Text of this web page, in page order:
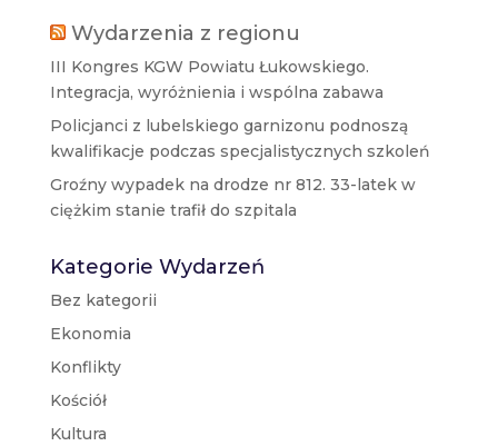
Wydarzenia z regionu
III Kongres KGW Powiatu Łukowskiego.
Integracja, wyróżnienia i wspólna zabawa
Policjanci z lubelskiego garnizonu podnoszą
kwalifikacje podczas specjalistycznych szkoleń
Groźny wypadek na drodze nr 812. 33-latek w
ciężkim stanie trafił do szpitala
Kategorie Wydarzeń
Bez kategorii
Ekonomia
Konflikty
Kościół
Kultura